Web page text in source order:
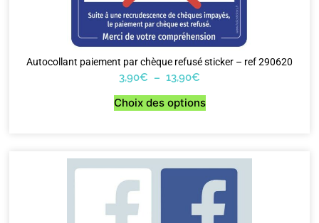
Autocollant paiement par chèque refusé sticker – ref 290620
3,90€ – 13,90€
Choix des options